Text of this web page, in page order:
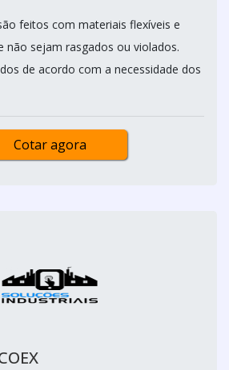
feitos com materiais flexíveis e
não sejam rasgados ou violados.
de acordo com a necessidade dos
Cotar agora